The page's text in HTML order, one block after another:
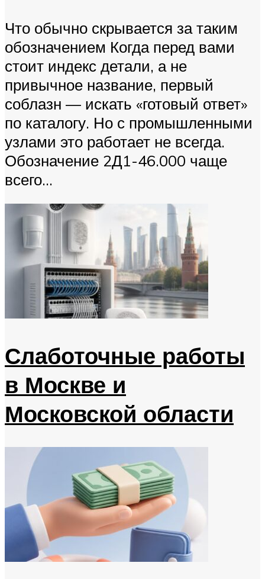
Что обычно скрывается за таким
обозначением Когда перед вами
стоит индекс детали, а не
привычное название, первый
соблазн — искать «готовый ответ»
по каталогу. Но с промышленными
узлами это работает не всегда.
Обозначение 2Д1-46.000 чаще
всего...
Слаботочные работы
в Москве и
Московской области